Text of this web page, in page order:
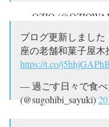
— OZIO
ブログ更新しまし
座の老舗和菓子屋木
https://t.co/
— 過ごす日々で食
(@sugohibi_sayuki)